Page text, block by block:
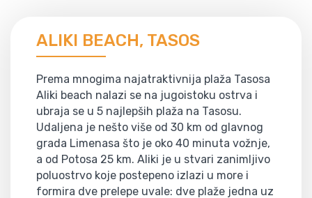
ALIKI BEACH, TASOS
Prema mnogima najatraktivnija plaža Tasosa
Aliki beach nalazi se na jugoistoku ostrva i
ubraja se u 5 najlepših plaža na Tasosu.
Udaljena je nešto više od 30 km od glavnog
grada Limenasa što je oko 40 minuta vožnje,
a od Potosa 25 km. Aliki je u stvari zanimljivo
poluostrvo koje postepeno izlazi u more i
formira dve prelepe uvale: dve plaže jedna uz